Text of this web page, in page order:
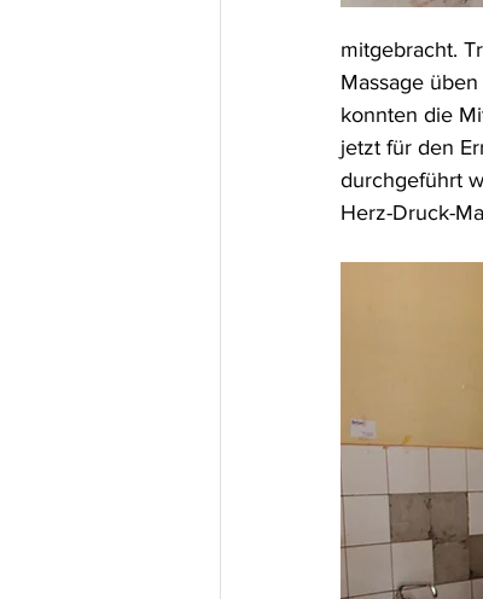
mitgebracht.
Massage
konnten die
jetzt für den
durchgeführt
Herz-Druck-